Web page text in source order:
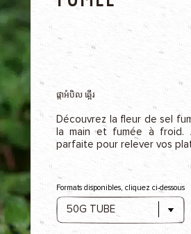
ផ្កាអំបិល​ ឆ្អើរ
Découvrez la fleur de sel
la main et fumée à froid.
parfaite pour relever vos
Formats disponibles, cliquez ci-dessous